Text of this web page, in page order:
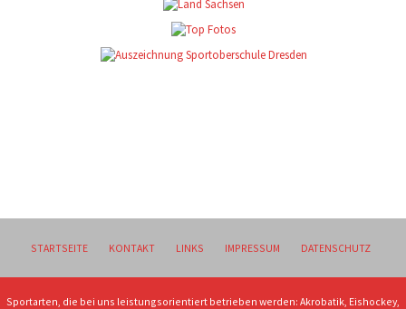
STARTSEITE KONTAKT LINKS IMPRESSUM DATENSCHUTZ
Sportarten, die bei uns leistungsorientiert betrieben werden: Akrobatik, Eishockey,